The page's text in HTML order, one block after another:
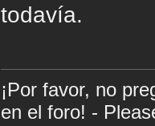
todavía.
¡Por favor, no
en el foro! -